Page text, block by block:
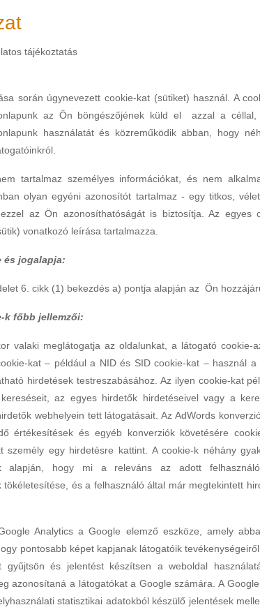
tájékoztatás
során úgynevezett cookie-kat (sütiket) használ. A
az Ön böngészőjének küld el azzal a céllal,
használatát és közreműködik abban, hogy
tartalmaz személyes információkat, és nem
olyan egyéni azonosítót tartalmaz - egy titkos,
az Ön azonosíthatóságát is biztosítja. Az egyes
vonatkozó leírása tartalmazza.
és jogalapja:
6. cikk (1) bekezdés a) pontja alapján az Ön
k főbb jellemzői:
valaki meglátogatja az oldalunkat, a látogató cookie-
kat – például a NID és SID cookie-kat – használ
hirdetések testreszabásához. Az ilyen cookie-kat
az egyes hirdetők hirdetéseivel vagy a
webhelyein tett látogatásait. Az AdWords
értékesítések és egyéb konverziók követésére
személy egy hirdetésre kattint. A cookie-k néhány
alapján, hogy mi a releváns az adott
és a felhasználó által már megtekintett
Analytics a Google elemző eszköze, amely
pontosabb képet kapjanak látogatóik
gyűjtsön és jelentést készítsen a weboldal
azonosítaná a látogatókat a Google számára. A
statisztikai adatokból készülő jelentések